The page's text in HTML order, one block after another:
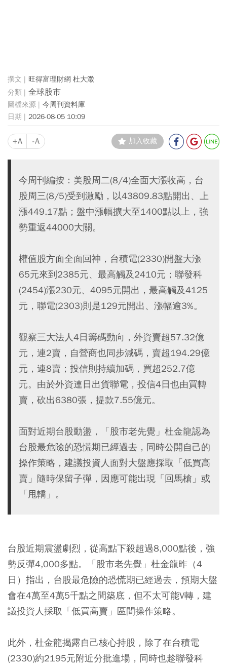
旺得富理財網 杜大澂
全球股市
今周刊資料庫
2026-08-05 10:09
+A -A 加入收藏
今周刊編按：美股周二(8/4)全面大漲收高，台
股周三(8/5)受到激勵，以43809.83點開出、上
漲449.17點；盤中漲幅擴大至1400點以上，強
勢重返44000大關。
權值股方面全面回神，台積電(2330)開盤大漲
65元來到2385元、最高觸及2410元；聯發科
(2454)漲230元、4095元開出，最高觸及4125
元，聯電(2303)則是129元開出、漲幅逾3%。
觀察三大法人4日籌碼動向，外資賣超57.32億
元，連2賣，自營商也同步減碼，賣超194.29億
元，連8賣；投信則持續加碼，買超252.7億
元。由於外資連日出貨聯電，投信4日也由買轉
賣，砍出6380張，提款7.55億元。
面對近期台股動盪，「股市老先覺」杜金龍認為
台股最危險的恐慌期已經過去，同時公開自己的
操作策略，建議投資人面對大盤應採取「低買高
賣」隨時保留子彈，因應可能出現「回馬槍」或
「甩轎」。
台股近期震盪劇烈，從高點下殺超過8,000點後，強
勢反彈4,000多點。「股市老先覺」杜金龍昨（4
日）指出，台股最危險的恐慌期已經過去，預期大盤
會在4萬至4萬5千點之間築底，但不太可能V轉，建
議投資人採取「低買高賣」區間操作策略。
此外，杜金龍揭露自己核心持股，除了在台積電
(2330)約2195元附近分批進場，同時也趁聯發科